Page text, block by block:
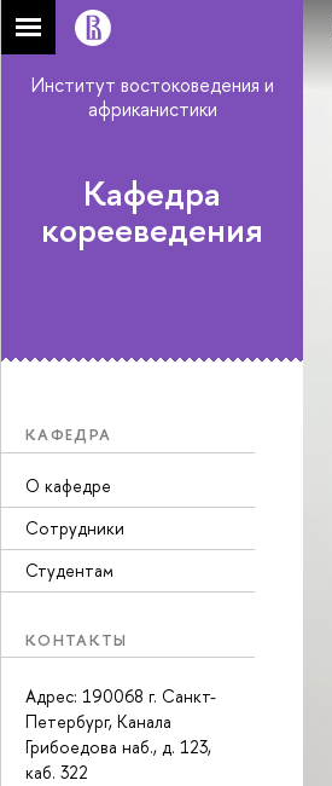
Институт востоковедения и
африканистики
Кафедра
корееведения
КАФЕДРА
О кафедре
Сотрудники
Студентам
КОНТАКТЫ
Адрес: 190068 г. Санкт-
Петербург, Канала
Грибоедова наб., д. 123,
каб. 322